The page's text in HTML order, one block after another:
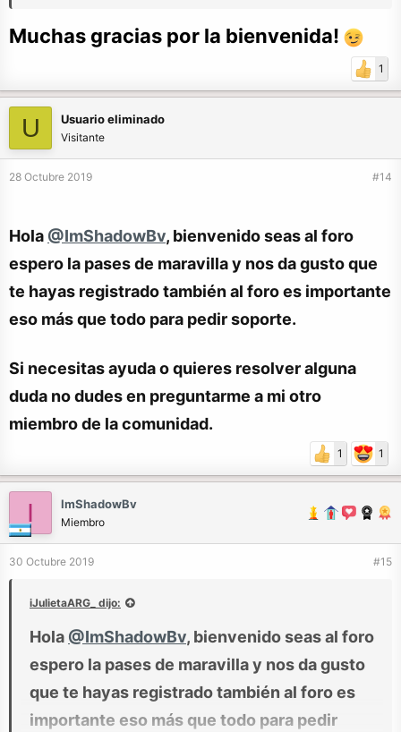
Muchas gracias por la bienvenida!
1
U Usuario eliminado
Visitante
28 Octubre 2019 #14
Hola @ImShadowBv, bienvenido seas al foro
espero la pases de maravilla y nos da gusto que
te hayas registrado también al foro es importante
eso más que todo para pedir soporte.
Si necesitas ayuda o quieres resolver alguna
duda no dudes en preguntarme a mi otro
miembro de la comunidad.
1 1
I ImShadowBv
Miembro
30 Octubre 2019 #15
iJulietaARG_ dijo:
Hola @ImShadowBv, bienvenido seas al foro
espero la pases de maravilla y nos da gusto
que te hayas registrado también al foro es
importante eso más que todo para pedir